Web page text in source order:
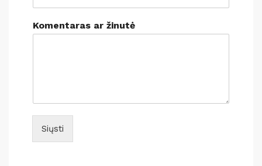
Komentaras ar žinutė
Siųsti